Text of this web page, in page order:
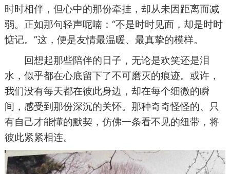
时时相伴，但心中的那份牵挂，却从未因距离而减
弱。正如那句轻声呢喃：“不是时时见面，却是时时
惦记。”这，便是友情最温暖、最真挚的模样。
回想起那些陪伴的日子，无论是欢笑还是泪
水，似乎都在心底留下了不可磨灭的痕迹。或许，
我们没有每天都在彼此身边，却在每个细微的瞬
间，感受到那份深沉的关怀。那种奇奇怪怪的、只
有自己才能懂的默契，仿佛一条看不见的纽带，将
彼此紧紧相连。